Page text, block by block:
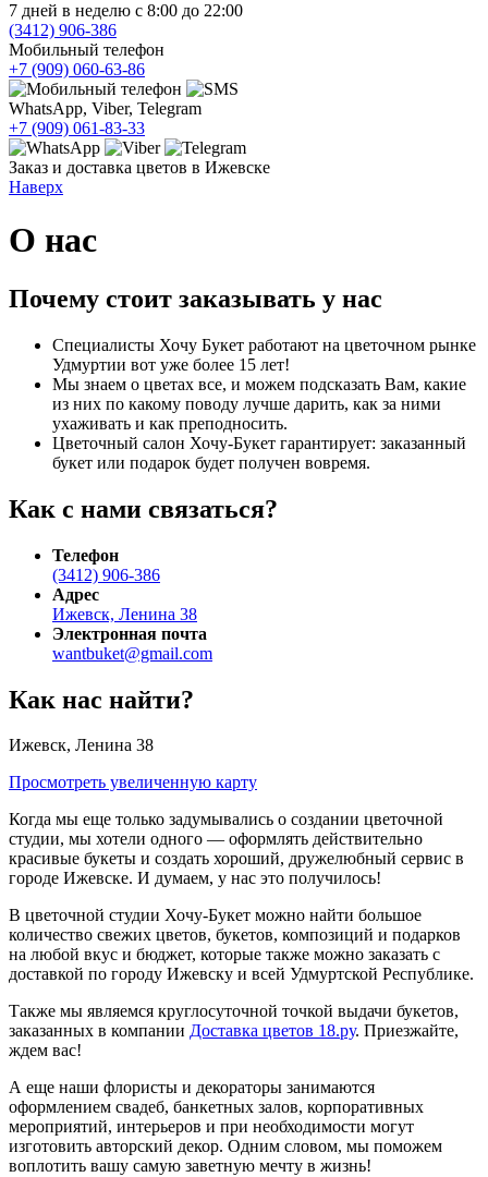
7 дней в неделю с 8:00 до 22:00
(3412) 906-386
Мобильный телефон
+7 (909) 060-63-86
WhatsApp, Viber, Telegram
+7 (909) 061-83-33
Заказ и доставка цветов в Ижевске
Наверх
О нас
Почему стоит заказывать у нас
Специалисты Хочу Букет работают на цветочном рынке
Удмуртии вот уже более 15 лет!
Мы знаем о цветах все, и можем подсказать Вам, какие
из них по какому поводу лучше дарить, как за ними
ухаживать и как преподносить.
Цветочный салон Хочу-Букет гарантирует: заказанный
букет или подарок будет получен вовремя.
Как с нами связаться?
Телефон
(3412) 906-386
Адрес
Ижевск, Ленина 38
Электронная почта
wantbuket@gmail.com
Как нас найти?
Ижевск, Ленина 38
Просмотреть увеличенную карту
Когда мы еще только задумывались о создании цветочной
студии, мы хотели одного — оформлять действительно
красивые букеты и создать хороший, дружелюбный сервис в
городе Ижевске. И думаем, у нас это получилось!
В цветочной студии Хочу-Букет можно найти большое
количество свежих цветов, букетов, композиций и подарков
на любой вкус и бюджет, которые также можно заказать с
доставкой по городу Ижевску и всей Удмуртской Республике.
Также мы являемся круглосуточной точкой выдачи букетов,
заказанных в компании Доставка цветов 18.ру. Приезжайте,
ждем вас!
А еще наши флористы и декораторы занимаются
оформлением свадеб, банкетных залов, корпоративных
мероприятий, интерьеров и при необходимости могут
изготовить авторский декор. Одним словом, мы поможем
воплотить вашу самую заветную мечту в жизнь!